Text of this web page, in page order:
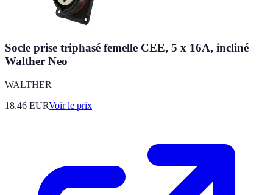
Socle prise triphasé femelle CEE, 5 x 16A, incliné
Walther Neo
WALTHER
18.46 EURVoir le prix